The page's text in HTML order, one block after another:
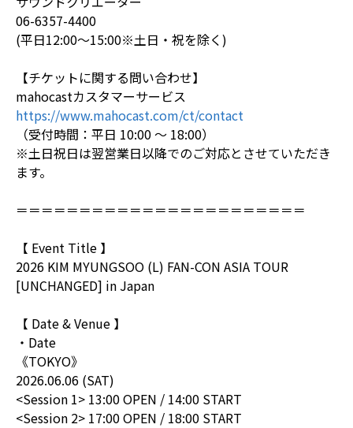
06-6357-4400
(平日12:00～15:00※土日・祝を除く)
【チケットに関する問い合わせ】
mahocastカスタマーサービス
https://www.mahocast.com/ct/contact
（受付時間：平日 10:00 ～ 18:00）
※土日祝日は翌営業日以降でのご対応とさせていただき
ます。
＝＝＝＝＝＝＝＝＝＝＝＝＝＝＝＝＝＝＝＝＝＝＝
【 Event Title 】
2026 KIM MYUNGSOO (L) FAN-CON ASIA TOUR
[UNCHANGED] in Japan
【 Date & Venue 】
・Date
《TOKYO》
2026.06.06 (SAT)
<Session 1> 13:00 OPEN / 14:00 START
<Session 2> 17:00 OPEN / 18:00 START